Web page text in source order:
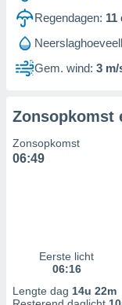
Regendagen: 11
Gem. wind: 3 m/
Zonsopkomst
Zonsopkomst
06:49
Eerste licht
06:16
Lengte dag 14u 22m